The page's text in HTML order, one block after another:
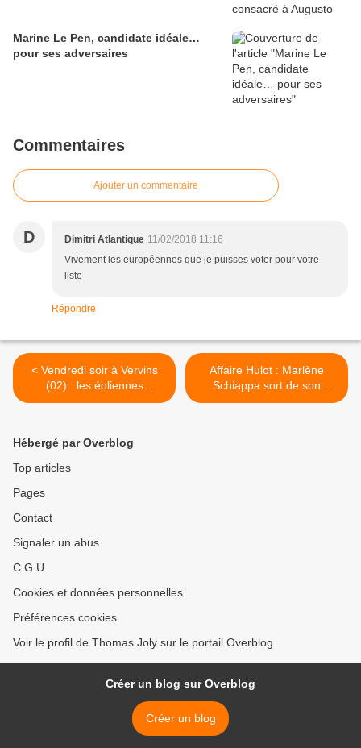
Marine Le Pen, candidate idéale…
pour ses adversaires
Commentaires
Ajouter un commentaire
D Dimitri Atlantique 11/02/2018 11:16
Vivement les européennes que je puisses voter pour votre
liste
Répondre
< Vendredi soir à Vervins
(02) : les éoliennes
n'étaient pas à la fête
Affaire Hulot : Marlène
Schiappa sort de son
silence… et aurait mieux
Hébergé par Overblog
Top articles
Pages
Contact
Signaler un abus
C.G.U.
Cookies et données personnelles
Préférences cookies
Voir le profil de Thomas Joly sur le portail Overblog
Créer un blog sur Overblog
Créer un blog